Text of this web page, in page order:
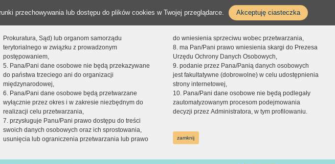
przechowywania lub dostępu do plików cookies w Twojej przeglądarce. Akceptuję ciasteczka
Prokuratura, Sąd) lub organom samorządu
terytorialnego w związku z prowadzonym
postępowaniem,
5. Pana/Pani dane osobowe nie będą przekazywane
do państwa trzeciego ani do organizacji
międzynarodowej,
6. Pana/Pani dane osobowe będą przetwarzane
wyłącznie przez okres i w zakresie niezbędnym do
realizacji celu przetwarzania,
7. przysługuje Panu/Pani prawo dostępu do treści
swoich danych osobowych oraz ich sprostowania,
usunięcia lub ograniczenia przetwarzania lub prawo
do wniesienia sprzeciwu wobec przetwarzania,
8. ma Pan/Pani prawo wniesienia skargi do Prezesa
Urzędu Ochrony Danych Osobowych,
9. podanie przez Pana/Panią danych osobowych
jest fakultatywne (dobrowolne) w celu udostępnienia
strony internetowej,
10. Pana/Pani dane osobowe nie będą podlegały
zautomatyzowanym procesom podejmowania
decyzji przez Administratora, w tym profilowaniu.
zamknij